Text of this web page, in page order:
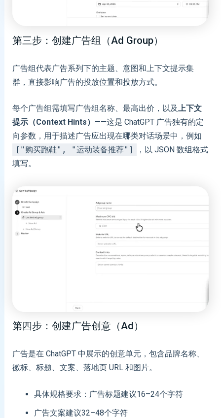
第三步：创建广告组（Ad Group）
广告组代表广告系列下的主题、意图和上下文提示集
群，直接影响广告的投放位置和投放方式。
每个广告组需填写广告组名称、最高出价，以及上下文
提示（Context Hints） ——这是 ChatGPT 广告独有的定
向参数，用于描述广告应出现在哪类对话场景中，例如
["购买跑鞋", "运动装备推荐"]
，以 JSON 数组格式
填写。
第四步：创建广告创意（Ad）
广告是在 ChatGPT 中展示的创意单元，包含品牌名称、
徽标、标题、文案、落地页 URL 和图片。
具体规格要求：广告标题建议16–24个字符
广告文案建议32–48个字符